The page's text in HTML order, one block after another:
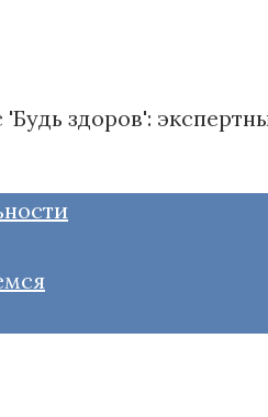
'Будь здоров':